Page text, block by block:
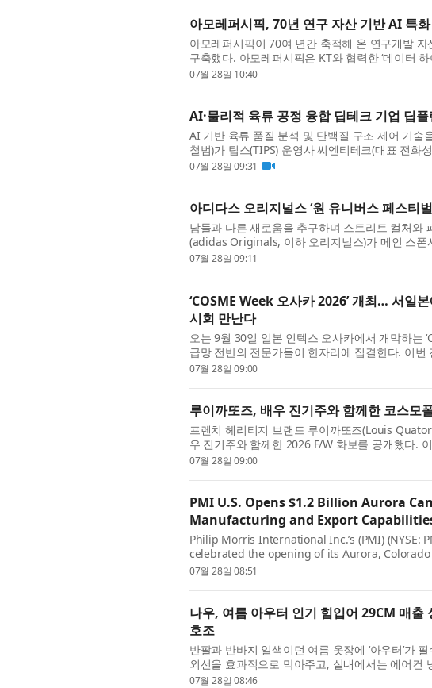
아모레퍼시픽, 70년 연구 자산 기반 AI 특
아모레퍼시픽이 70여 년간 축적해 온 연구개발
구축했다. 아모레퍼시픽은 KT와 협력한 ‘데이터
구 자산을 AI가 이해하고 활용할 ...
07월 28일 10:40
AI·물리적 육류 공정 융합 딥테크 기업 딥
AI 기반 육류 품질 분석 및 단백질 구조 제어 기술
철범)가 팁스(TIPS) 운영사 씨엔티테크(대표 전화
팁스(Deep-Tech TIPS)’에 최종 ...
07월 28일 09:31
아디다스 오리지널스 ‘원 유니버스 페스티
남들과 다른 새로움을 추구하며 스트리트 컬처와
(adidas Originals, 이하 오리지널스)가 메인 스폰
2026(ONE UNIVERSE FESTIVAL 2026, 이하 OUF
07월 28일 09:11
‘COSME Week 오사카 2026’ 개최… 서일
시회 만난다
오는 9월 30일 일본 인텍스 오사카에서 개막하는
급망 전반의 전문가들이 한자리에 집결한다. 이
을 선보이는 COSME OSAKA와 화장품 원...
07월 28일 09:00
루이까또즈, 배우 진기주와 함께한 코스모
프렌치 헤리티지 브랜드 루이까또즈(Louis
우 진기주와 함께한 2026 F/W 화보를 공개했다.
2026 F/W 대표 컬렉션인 ‘엘퀼팅(L-Qu...
07월 28일 09:00
PMI U.S. Opens $1.2 Billion Aurora
Manufacturing and Export
Philip Morris International Inc.’s (PMI) (NYSE:
celebrated the opening of its Aurora,
investment representing total capital expe...
07월 28일 08:51
나우, 여름 아우터 인기 힘입어 29CM 매출
호조
반팔과 반바지 일색이던 여름 옷장에 ‘아우터’가
외선을 효과적으로 막아주고, 실내에서는 에어컨
아우터가 올 시즌 가장 주목받는 ...
07월 28일 08:46